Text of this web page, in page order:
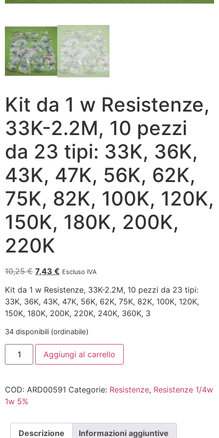
Kit da 1 w Resistenze,
33K-2.2M, 10 pezzi
da 23 tipi: 33K, 36K,
43K, 47K, 56K, 62K,
75K, 82K, 100K, 120K,
150K, 180K, 200K,
220K
10,25€ 7,43 € Escluso IVA
Kit da 1 w Resistenze, 33K-2.2M, 10 pezzi da 23 tipi:
33K, 36K, 43K, 47K, 56K, 62K, 75K, 82K, 100K, 120K,
150K, 180K, 200K, 220K, 240K, 360K, 3
34 disponibili (ordinabile)
Aggiungi al carrello
COD: ARD00591 Categorie: Resistenze, Resistenze 1/4w
1w 5%
Descrizione Informazioni aggiuntive